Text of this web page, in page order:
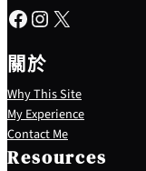
Facebook Instagram X
關於
Why This Site
My Experience
Contact Me
Resources